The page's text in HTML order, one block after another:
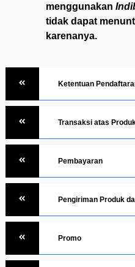
menggunakan
tidak dapat
karenanya.
Ketentuan
Transaksi atas
Pembayaran
Pengiriman Produk
Promo